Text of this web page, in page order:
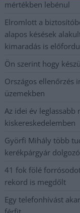
mértékben lebénul
Elromlott a
alapos késések
kimaradás is
Ön szerint hogy
Országos ellenőrzés
üzemekben
Az idei év leglassabb
kiskereskedelemben
Györfi Mihály több
kerékpárgyár
41 fok fölé
rekord is megdőlt
Egy telefonhívást